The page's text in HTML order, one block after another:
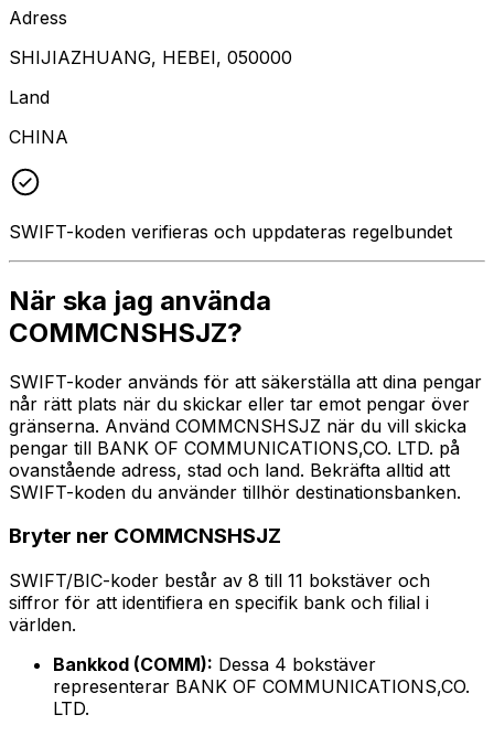
Adress
SHIJIAZHUANG, HEBEI, 050000
Land
CHINA
SWIFT-koden verifieras och uppdateras regelbundet
När ska jag använda
COMMCNSHSJZ?
SWIFT-koder används för att säkerställa att dina pengar
når rätt plats när du skickar eller tar emot pengar över
gränserna. Använd COMMCNSHSJZ när du vill skicka
pengar till BANK OF COMMUNICATIONS,CO. LTD. på
ovanstående adress, stad och land. Bekräfta alltid att
SWIFT-koden du använder tillhör destinationsbanken.
Bryter ner COMMCNSHSJZ
SWIFT/BIC-koder består av 8 till 11 bokstäver och
siffror för att identifiera en specifik bank och filial i
världen.
Bankkod (COMM): Dessa 4 bokstäver
representerar BANK OF COMMUNICATIONS,CO.
LTD.